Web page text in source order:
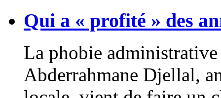
Qui a « profité » des
La phobie
Abderrahmane Djellal,